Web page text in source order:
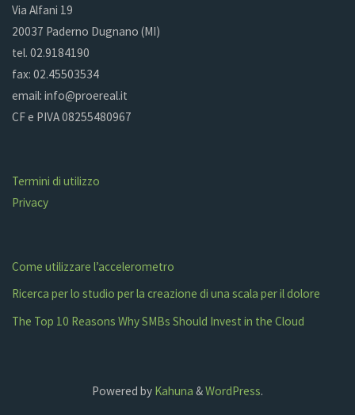
Via Alfani 19
20037 Paderno Dugnano (MI)
tel. 02.9184190
fax: 02.45503534
email: info@proereal.it
CF e PIVA 08255480967
Termini di utilizzo
Privacy
Come utilizzare l’accelerometro
Ricerca per lo studio per la creazione di una scala per il dolore
The Top 10 Reasons Why SMBs Should Invest in the Cloud
Powered by Kahuna &WordPress.